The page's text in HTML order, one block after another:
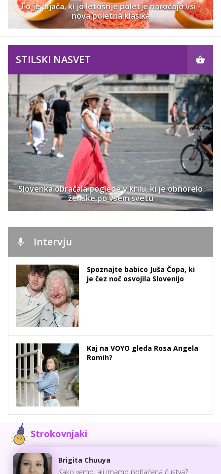
To je pijača, ki jo letošnje poletje naročajo vsi -
nova poletna klasika
STILSKI NASVET
Slovenka obračala poglede v krilu, ki je obnorelo
ženske po vsem svetu
Intervju
Spoznajte babico Juša Čopa, ki
je čez noč osvojila Slovenijo
Kaj na VOYO gleda Rosa Angela
Romih?
Strokovnjaki
Brigita Chuuya
Kako vemo, ali imamo potlačena čustva?